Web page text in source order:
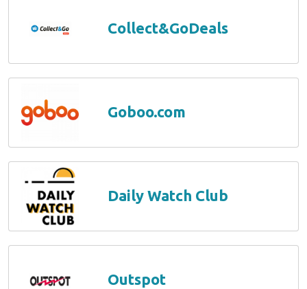
Collect&GoDeals
Goboo.com
Daily Watch Club
Outspot